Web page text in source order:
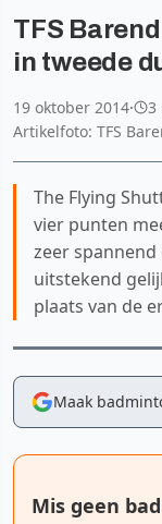
TFS
in tweede
19 oktober 2014· 3
Artikelfoto: TFS
The Flying
vier punten
zeer
uitstekend
plaats van de
Maak
Mis geen